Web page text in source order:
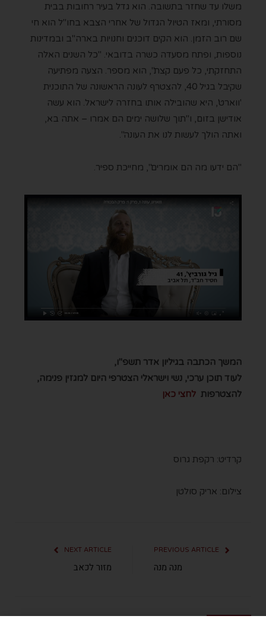
משלו עד שחזר בתשובה. הוא גדל בעיר רחובות בבית
מסורתי, ומאז הטיול הגדול של אחרי הצבא בחו"ל הוא חי
שם רוב הזמן. הוא הקים דוכנים וחנויות בארה"ב ובמדינות
נוספות, ופתח מסעדה כשרה בדובאי. "כל השנים האלה
התחזקתי, כל פעם קצת", הוא מספר. הצעה מפתיעה
שקיבל בגיל 40, להצטרף לעונה הראשונה של התוכנית
'ווארט', היא שהובילה אותו בחזרה לישראל. הוא עשה
אודישן בזום, ו"תוך שלושה ימים הם אמרו – אתה בא,
ואתה הולך לעשות לנו את העונה".
"הם ידעו מה הם אומרים", מחייכת ספיר.
המשך הכתבה בגיליון אדר תשפ"ו,
לעוד תוכן ערכי, נשי וישראלי הצטרפי היום למגזין פנימה,
להצטרפות לחצי כאן
קרדיט: רקפת גרוס
צילום: אריק סולטן
מנה מנה
NEXT ARTICLE
מזור לכאב